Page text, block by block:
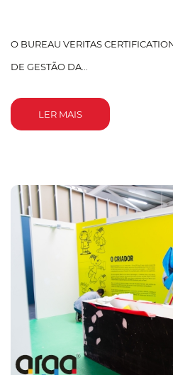
O BUREAU VERITAS
DE GESTÃO DA...
LER MAIS